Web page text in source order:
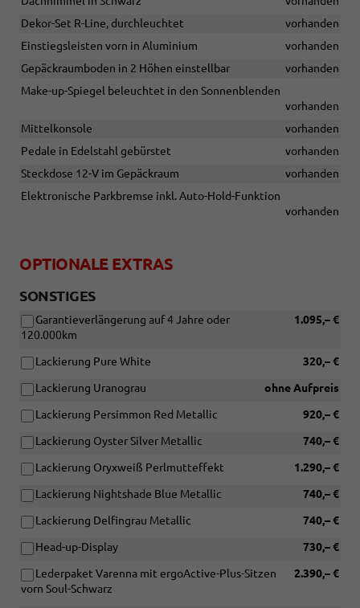
Dekor-Set R-Line, durchleuchtet
vorhanden
Einstiegsleisten vorn in Aluminium
vorhanden
Gepäckraumboden in 2 Höhen einstellbar
vorhanden
Make-up-Spiegel beleuchtet in den Sonnenblenden
vorhanden
Mittelkonsole
vorhanden
Pedale in Edelstahl gebürstet
vorhanden
Steckdose 12-V im Gepäckraum
vorhanden
Elektronische Parkbremse inkl. Auto-Hold-Funktion
vorhanden
OPTIONALE EXTRAS
SONSTIGES
1.095,– €
Garantieverlängerung auf 4 Jahre oder
120.000km
320,– €
Lackierung Pure White
ohne Aufpreis
Lackierung Uranograu
920,– €
Lackierung Persimmon Red Metallic
740,– €
Lackierung Oyster Silver Metallic
1.290,– €
Lackierung Oryxweiß Perlmutteffekt
740,– €
Lackierung Nightshade Blue Metallic
740,– €
Lackierung Delfingrau Metallic
730,– €
Head-up-Display
2.390,– €
Lederpaket Varenna mit ergoActive-Plus-Sitzen
vorn Soul-Schwarz